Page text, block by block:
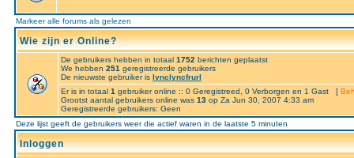
Markeer alle forums als gelezen
Wie zijn er Online?
De gebruikers hebben in totaal 1752 berichten geplaatst
We hebben 251 geregistreerde gebruikers
De nieuwste gebruiker is lynclyncfrurl
Er is in totaal 1 gebruiker online :: 0 Geregistreed, 0 Verborgen en 1 Gast [
Grootst aantal gebruikers online was 13 op Za Jun 30, 2007 4:33 am
Geregistreerde gebruikers: Geen
Deze lijst geeft de gebruikers weer die actief waren in de laatste 5 minuten
Inloggen